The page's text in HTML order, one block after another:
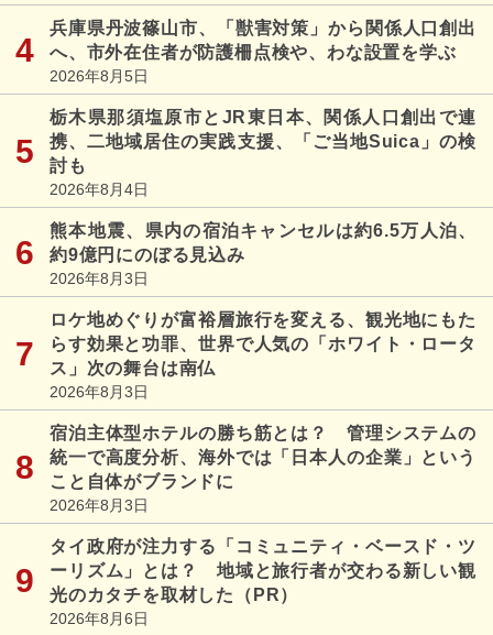
兵庫県丹波篠山市、「獣害対策」から関係人口創出
へ、市外在住者が防護柵点検や、わな設置を学ぶ
2026年8月5日
栃木県那須塩原市とJR東日本、関係人口創出で連
携、二地域居住の実践支援、「ご当地Suica」の検
討も
2026年8月4日
熊本地震、県内の宿泊キャンセルは約6.5万人泊、
約9億円にのぼる見込み
2026年8月3日
ロケ地めぐりが富裕層旅行を変える、観光地にもた
らす効果と功罪、世界で人気の「ホワイト・ロータ
ス」次の舞台は南仏
2026年8月3日
宿泊主体型ホテルの勝ち筋とは？ 管理システムの
統一で高度分析、海外では「日本人の企業」という
こと自体がブランドに
2026年8月3日
タイ政府が注力する「コミュニティ・ベースド・ツ
ーリズム」とは？ 地域と旅行者が交わる新しい観
光のカタチを取材した（PR）
2026年8月6日